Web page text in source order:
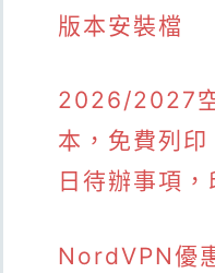
版本安裝檔
2026/2027
本，免費列印
日待辦事項，
NordVPN優